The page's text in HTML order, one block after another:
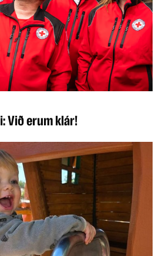
Við erum klár!